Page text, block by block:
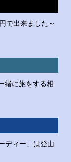
で出来ました～
緒に旅をする相
ディー」は登山